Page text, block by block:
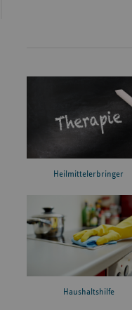
Heilmittelerbringer
Haushaltshilfe